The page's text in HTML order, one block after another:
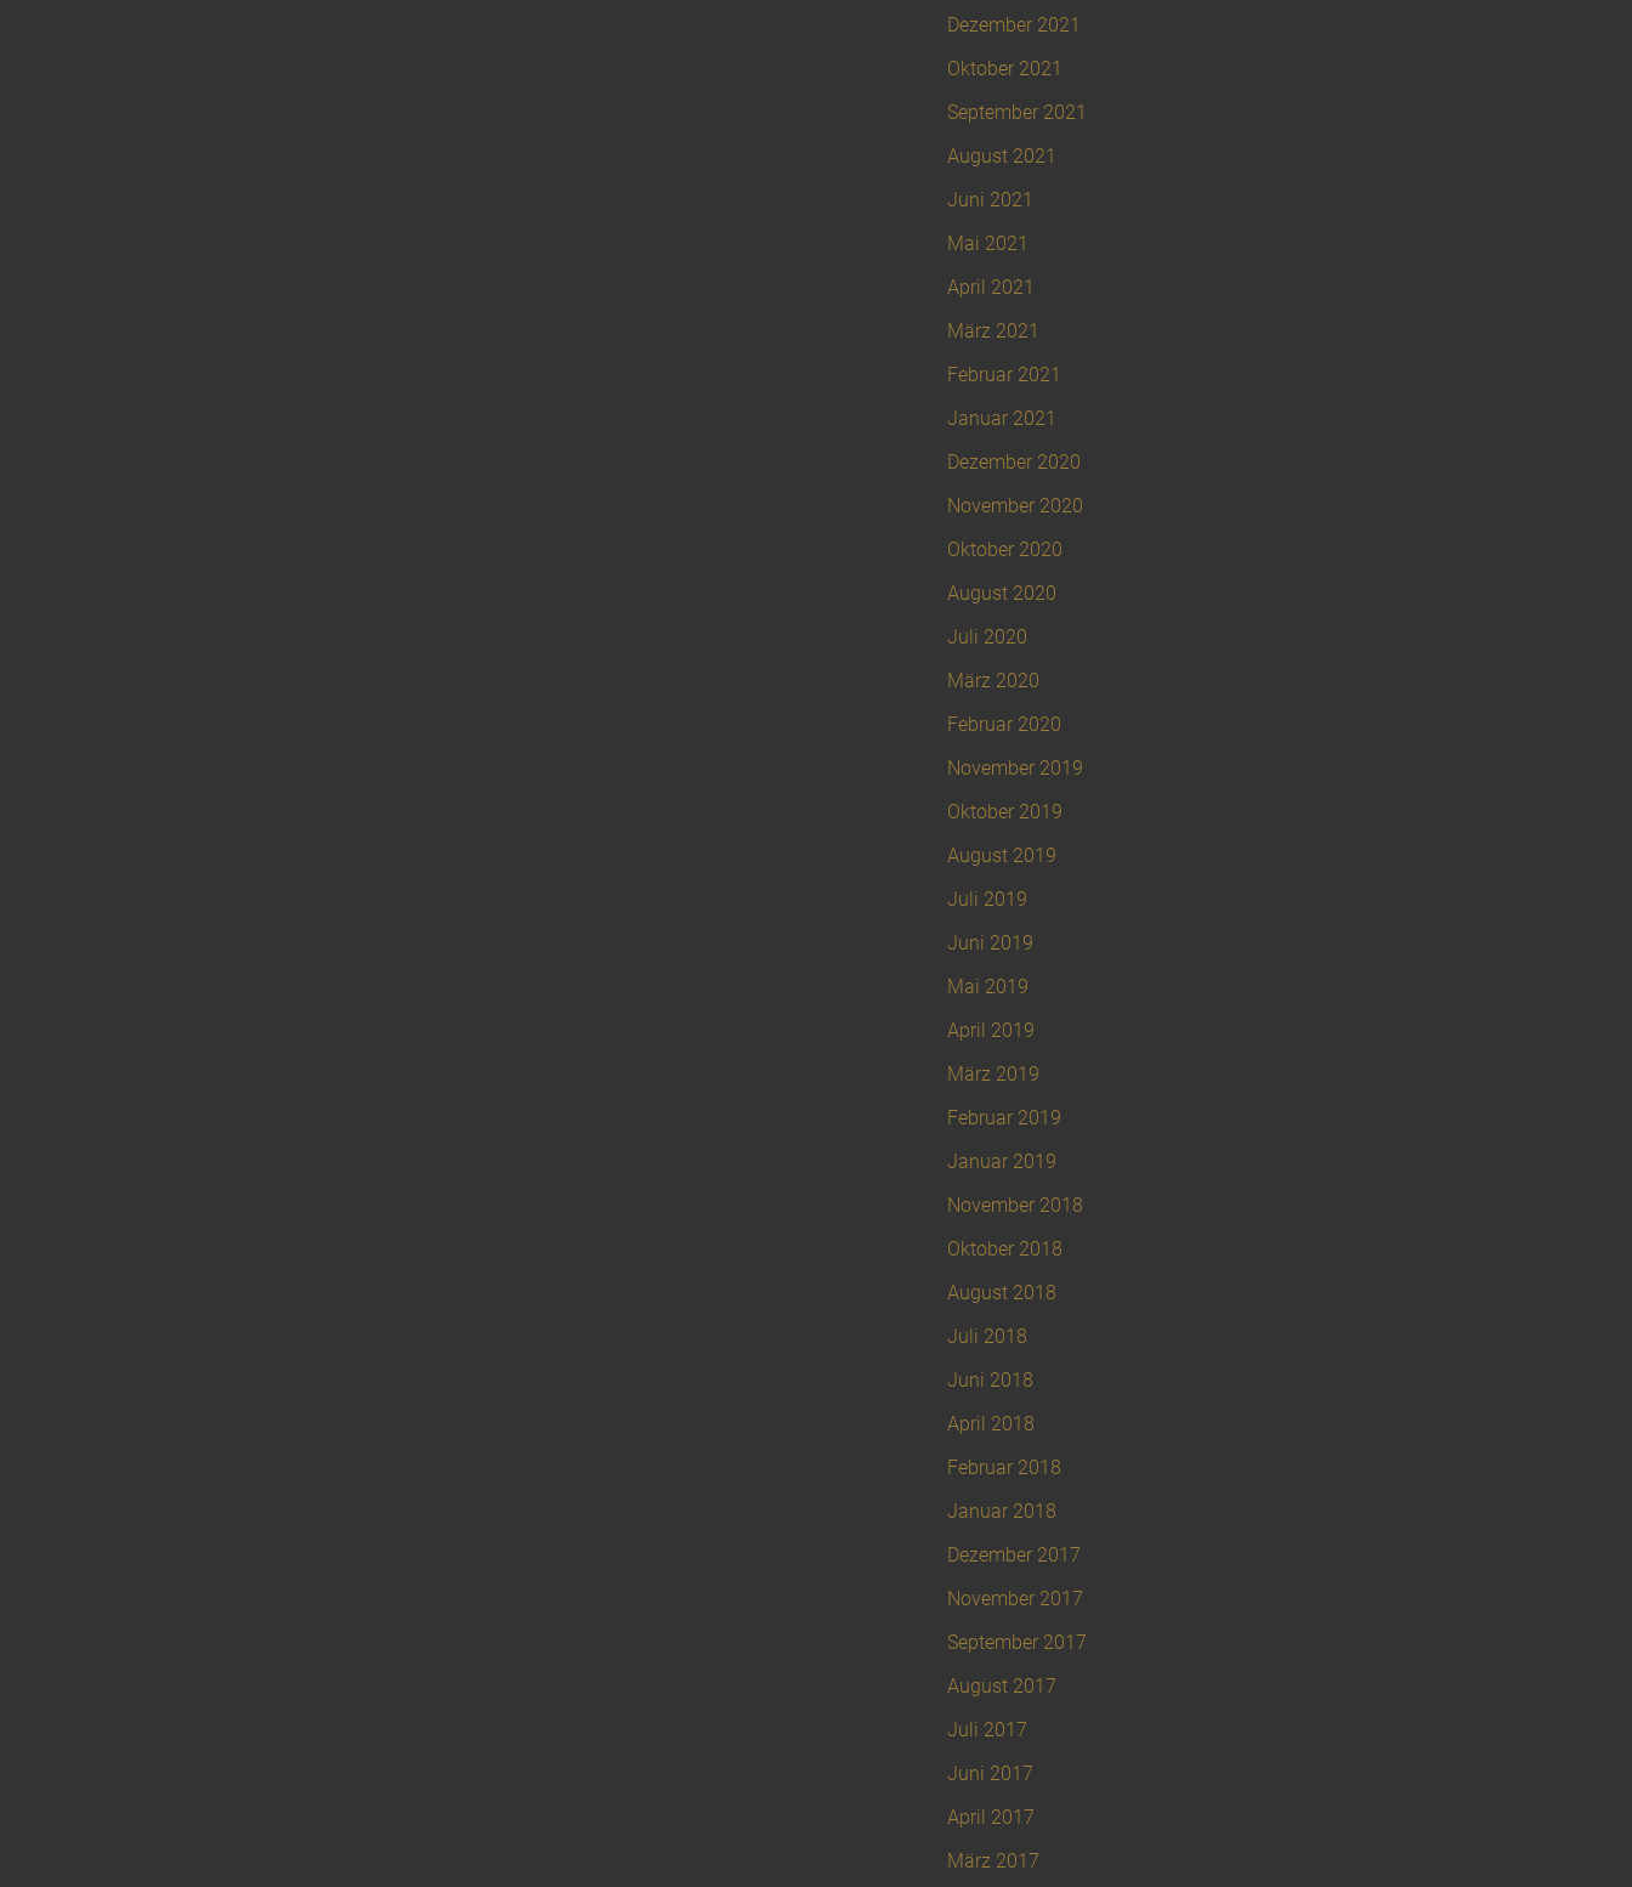
Dezember 2021
Oktober 2021
September 2021
August 2021
Juni 2021
Mai 2021
April 2021
März 2021
Februar 2021
Januar 2021
Dezember 2020
November 2020
Oktober 2020
August 2020
Juli 2020
März 2020
Februar 2020
November 2019
Oktober 2019
August 2019
Juli 2019
Juni 2019
Mai 2019
April 2019
März 2019
Februar 2019
Januar 2019
November 2018
Oktober 2018
August 2018
Juli 2018
Juni 2018
April 2018
Februar 2018
Januar 2018
Dezember 2017
November 2017
September 2017
August 2017
Juli 2017
Juni 2017
April 2017
März 2017